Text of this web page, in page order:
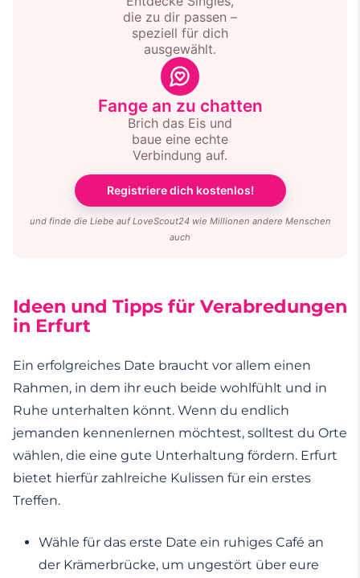
die zu dir passen –
speziell für dich
ausgewählt.
Fange an zu chatten
Brich das Eis und
baue eine echte
Verbindung auf.
Registriere dich kostenlos!
und finde die Liebe auf LoveScout24 wie Millionen andere Menschen
auch
Ideen und Tipps für Verabredungen
in Erfurt
Ein erfolgreiches Date braucht vor allem einen
Rahmen, in dem ihr euch beide wohlfühlt und in
Ruhe unterhalten könnt. Wenn du endlich
jemanden kennenlernen möchtest, solltest du Orte
wählen, die eine gute Unterhaltung fördern. Erfurt
bietet hierfür zahlreiche Kulissen für ein erstes
Treffen.
Wähle für das erste Date ein ruhiges Café an
der Krämerbrücke, um ungestört über eure